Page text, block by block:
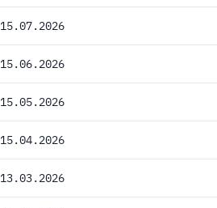
15.07.2026
15.06.2026
15.05.2026
15.04.2026
13.03.2026